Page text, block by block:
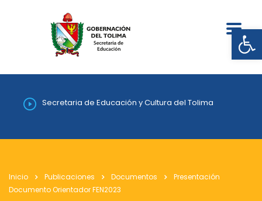
Secretaria de Educación y Cultura del Tolima
Inicio Publicaciones Documentos
Presentación
Documento Orientador FEN2023